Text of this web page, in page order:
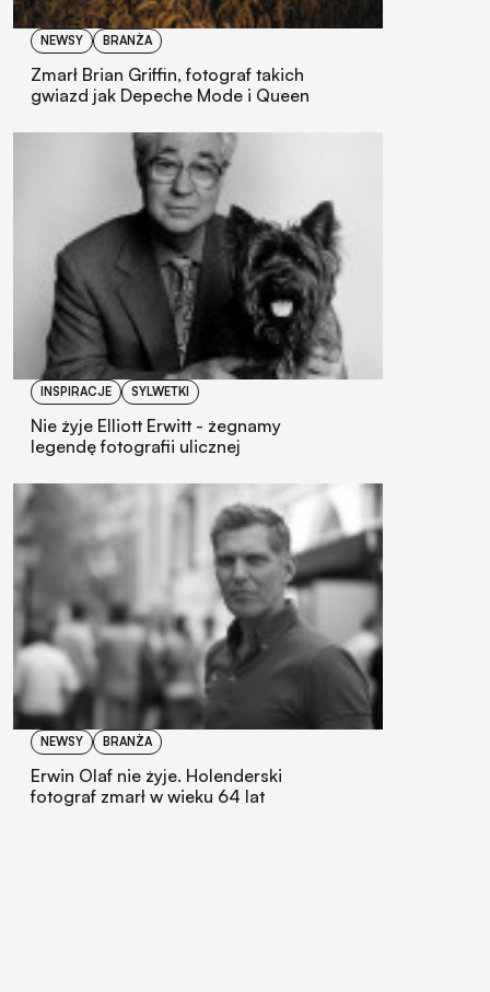
NEWSY BRANŻA
Zmarł Brian Griffin, fotograf takich
gwiazd jak Depeche Mode i Queen
INSPIRACJE SYLWETKI
Nie żyje Elliott Erwitt - żegnamy
legendę fotografii ulicznej
NEWSY BRANŻA
Erwin Olaf nie żyje. Holenderski
fotograf zmarł w wieku 64 lat